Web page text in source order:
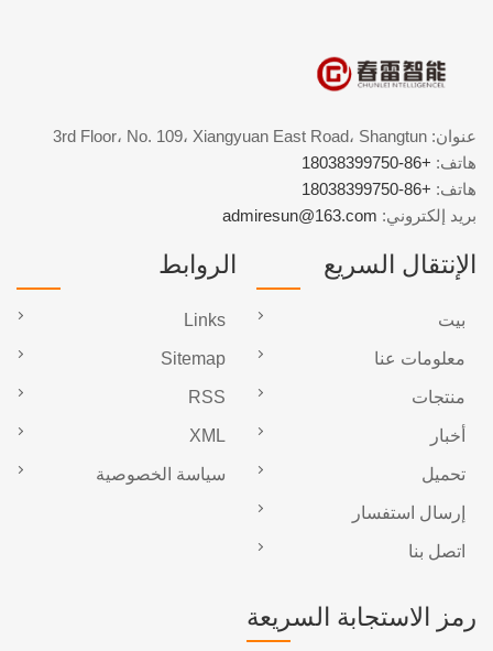
عنوان: 3rd Floor، No. 109، Xiangyuan East Road، Shangtun
هاتف: +86-18038399750
هاتف: +86-18038399750
بريد إلكتروني: admiresun@163.com
الإنتقال السريع
بيت
معلومات عنا
منتجات
أخبار
تحميل
إرسال استفسار
اتصل بنا
الروابط
Links
Sitemap
RSS
XML
سياسة الخصوصية
رمز الاستجابة السريعة